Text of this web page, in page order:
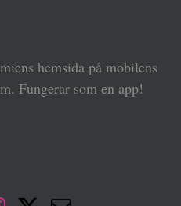
hemsida på mobilens
Fungerar som en app!